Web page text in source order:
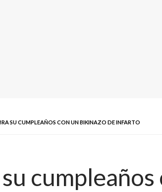
SU CUMPLEAÑOS CON UN BIKINAZO DE INFARTO